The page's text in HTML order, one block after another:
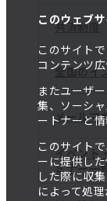
このウェブ
このサイト
コンテンツ
またユーザ
集、ソーシ
ートナーと情
このサイト
ーに提供し
した際に収
によって処理
共済制度
全国のイ
メールマ
イベント
ミナー一